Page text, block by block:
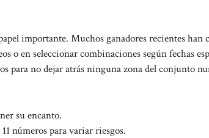
importante. Muchos ganadores recientes han
o en seleccionar combinaciones según fechas
para no dejar atrás ninguna zona del conjunto
su encanto.
números para variar riesgos.